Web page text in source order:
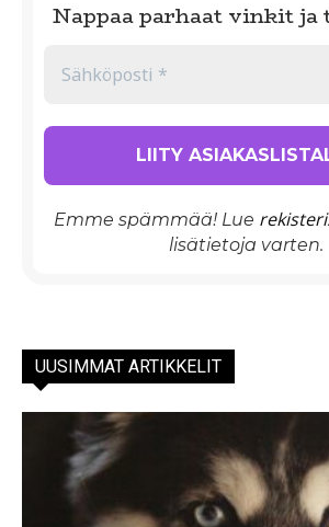
Nappaa parhaat vinkit ja
Emme spämmää! Lue
lisätietoja varten.
UUSIMMAT ARTIKKELIT